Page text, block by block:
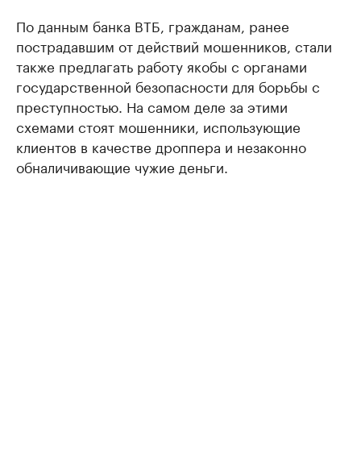
По данным банка ВТБ, гражданам, ранее
пострадавшим от действий мошенников, стали
также предлагать работу якобы с органами
государственной безопасности для борьбы с
преступностью. На самом деле за этими
схемами стоят мошенники, использующие
клиентов в качестве дроппера и незаконно
обналичивающие чужие деньги.